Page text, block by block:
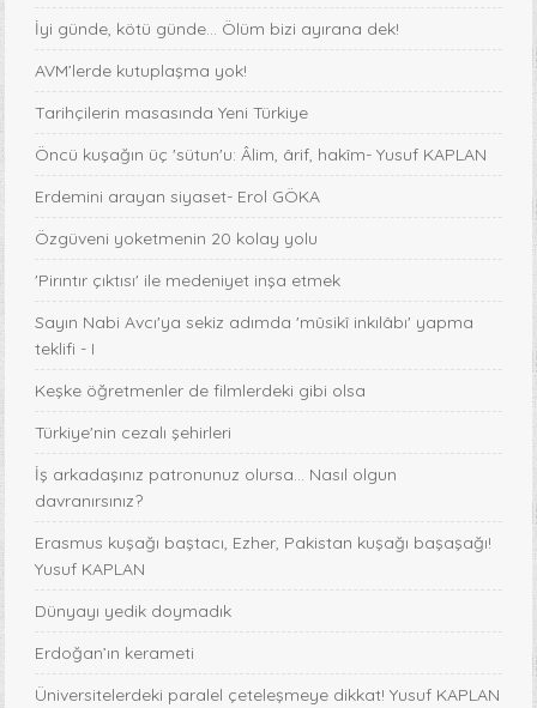
İyi günde, kötü günde... Ölüm bizi ayırana dek!
AVM’lerde kutuplaşma yok!
Tarihçilerin masasında Yeni Türkiye
Öncü kuşağın üç 'sütun'u: Âlim, ârif, hakîm- Yusuf KAPLAN
Erdemini arayan siyaset- Erol GÖKA
Özgüveni yoketmenin 20 kolay yolu
'Pirıntır çıktısı' ile medeniyet inşa etmek
Sayın Nabi Avcı'ya sekiz adımda 'mûsikî inkılâbı' yapma
teklifi - I
Keşke öğretmenler de filmlerdeki gibi olsa
Türkiye'nin cezalı şehirleri
İş arkadaşınız patronunuz olursa… Nasıl olgun
davranırsınız?
Erasmus kuşağı baştacı, Ezher, Pakistan kuşağı başaşağı!
Yusuf KAPLAN
Dünyayı yedik doymadık
Erdoğan’ın kerameti
Üniversitelerdeki paralel çeteleşmeye dikkat! Yusuf KAPLAN